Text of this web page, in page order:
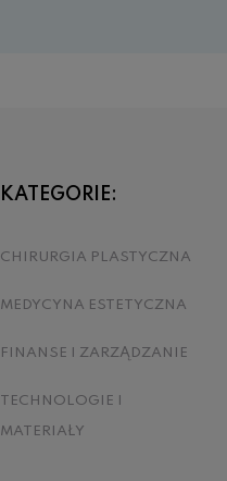
KATEGORIE:
CHIRURGIA PLASTYCZNA
MEDYCYNA ESTETYCZNA
FINANSE I ZARZĄDZANIE
TECHNOLOGIE I
MATERIAŁY